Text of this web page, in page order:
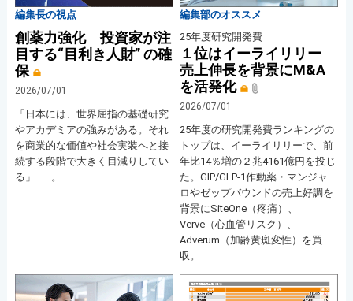
編集長の視点
創薬力強化 投資家が注
目する“目利き人財” の確
保
2026/07/01
「日本には、世界屈指の基礎研究
やアカデミアの強みがある。それ
を商業的な価値や社会実装へと接
続する段階で大きく目減りしてい
る」――。
編集部のオススメ
25年度研究開発費
１位はイーライリリー
売上伸長を背景にM&A
を活発化
2026/07/01
25年度の研究開発費ランキングの
トップは、イーライリリーで、前
年比14％増の２兆4161億円を投じ
た。GIP/GLP-1作動薬・マンジャ
ロやゼップバウンドの売上好調を
背景にSiteOne（疼痛）、
Verve（心血管リスク）、
Adverum（加齢黄斑変性）を買
収。